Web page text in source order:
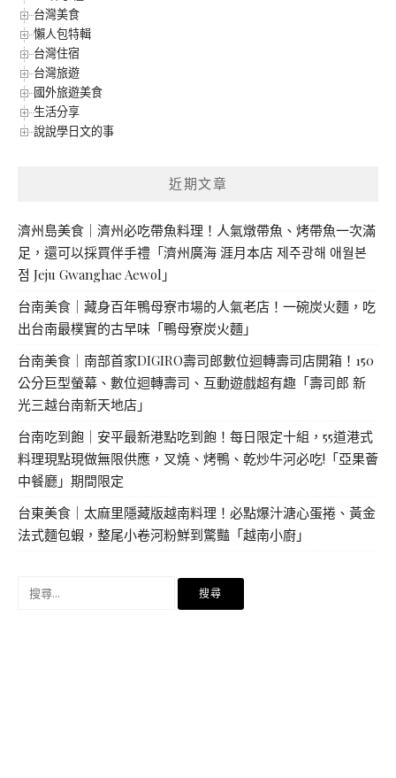
台灣美食
懶人包特輯
台灣住宿
台灣旅遊
國外旅遊美食
生活分享
說說學日文的事
近期文章
濟州島美食｜濟州必吃帶魚料理！人氣燉帶魚、烤帶魚一次滿
足，還可以採買伴手禮「濟州廣海 涯月本店 제주광해 애월본
점 Jeju Gwanghae Aewol」
台南美食｜藏身百年鴨母寮市場的人氣老店！一碗炭火麵，吃
出台南最樸實的古早味「鴨母寮炭火麵」
台南美食｜南部首家DIGIRO壽司郎數位迴轉壽司店開箱！150
公分巨型螢幕、數位迴轉壽司、互動遊戲超有趣「壽司郎 新
光三越台南新天地店」
台南吃到飽｜安平最新港點吃到飽！每日限定十組，55道港式
料理現點現做無限供應，叉燒、烤鴨、乾炒牛河必吃!「亞果薈
中餐廳」期間限定
台東美食｜太麻里隱藏版越南料理！必點爆汁溏心蛋捲、黃金
法式麵包蝦，整尾小卷河粉鮮到驚豔「越南小廚」